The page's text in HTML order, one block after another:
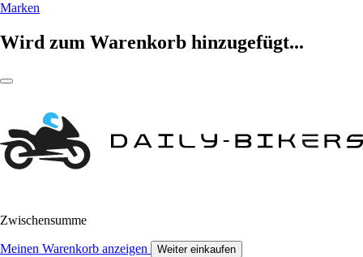
Marken
Wird zum Warenkorb hinzugefügt...
Zwischensumme
Meinen Warenkorb anzeigen Weiter einkaufen